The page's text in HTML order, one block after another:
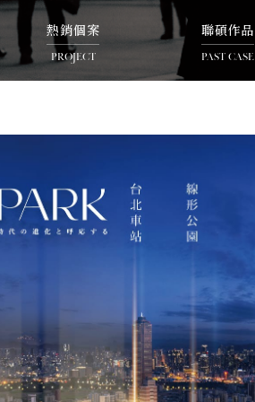
熱銷個案
PROJECT
聯碩作品
PAST CASE